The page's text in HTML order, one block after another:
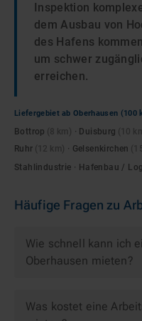
Inspektion
dem Ausbau von
des Hafens
um schwer
erreichen.
Liefergebiet abOberhausen (100
Bottrop · Duisburg
Ruhr
· Gelsenkirchen
Stahlindustrie · Hafenbau /
Häufige Fragen zu
Wie schnell kann ich
Oberhausen mieten?
Was kostet eine